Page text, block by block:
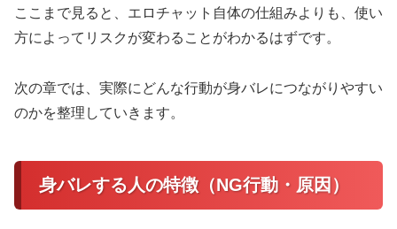
ここまで見ると、エロチャット自体の仕組みよりも、使い
方によってリスクが変わることがわかるはずです。
次の章では、実際にどんな行動が身バレにつながりやすい
のかを整理していきます。
身バレする人の特徴（NG行動・原因）